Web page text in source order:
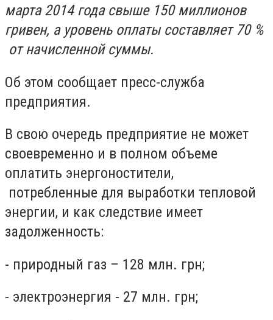
марта 2014 года свыше 150 миллионов
гривен, а уровень оплаты составляет 70 %
от начисленной суммы.
Об этом сообщает пресс-служба
предприятия.
В свою очередь предприятие не может
своевременно и в полном объеме
оплатить энергоностители,
потребленные для выработки тепловой
энергии, и как следствие имеет
задолженность:
- природный газ – 128 млн. грн;
- электроэнергия - 27 млн. грн;